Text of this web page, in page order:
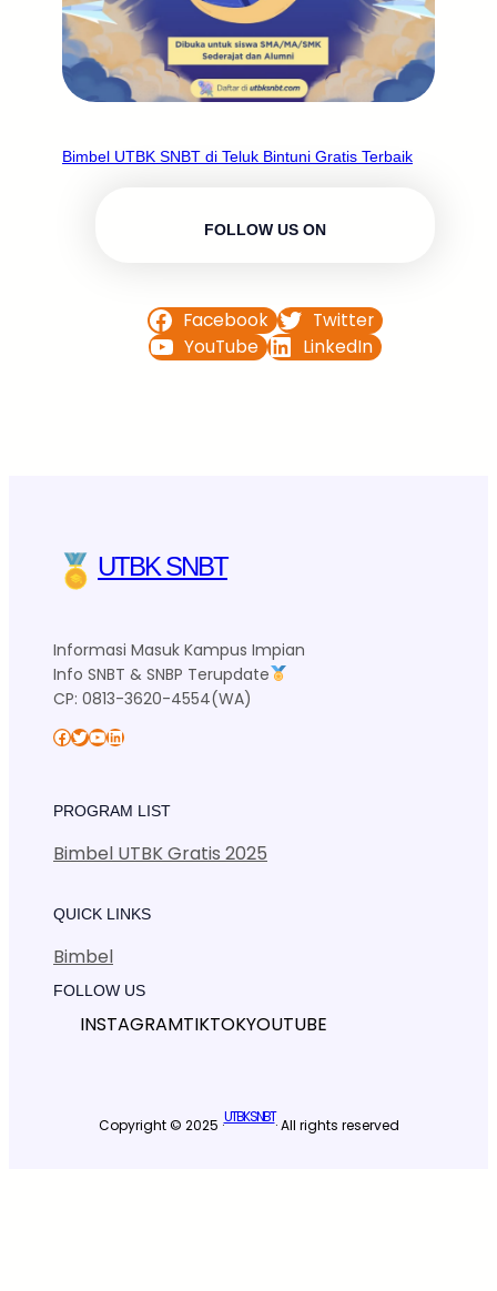
Bimbel UTBK SNBT di Teluk Bintuni Gratis Terbaik
FOLLOW US ON
Facebook
Twitter
YouTube
LinkedIn
UTBK SNBT
Informasi Masuk Kampus Impian
Info SNBT & SNBP Terupdate
CP: 0813-3620-4554(WA)
Facebook Twitter YouTube LinkedIn
PROGRAM LIST
Bimbel UTBK Gratis 2025
QUICK LINKS
Bimbel
FOLLOW US
INSTAGRAMTIKTOKYOUTUBE
Copyright © 2025 ·UTBK SNBT· All rights reserved